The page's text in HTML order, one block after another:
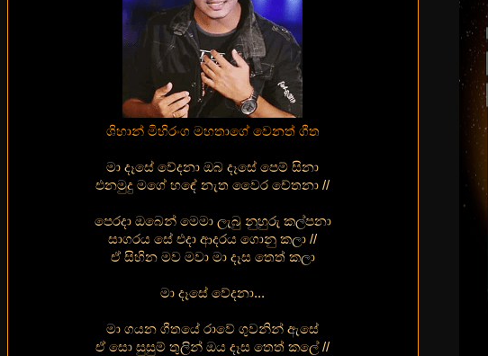
ශිහාන් මිහිරංග මහතාගේ වෙනත් ගීත
මා දෑසේ වේදනා ඔබ දෑසේ පෙම් සිනා
එනමුදු මගේ හඳේ නැත වෛර චේතනා //
පෙරදා ඔබෙන් මෙමා ලැබු නුහුරු කල්පනා
සාගරය සේ එදා ආදරය ගොනු කලා //
ඒ සිහින මව මවා මා දෑස තෙත් කලා
මා දෑසේ වේදනා...
මා ගයන ගීතයේ රාවේ ගුවනින් ඇසේ
ඒ සො සුසුම් තුලින් ඔය දෑස තෙත් කලේ //